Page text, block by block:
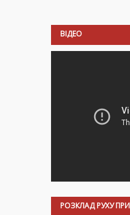
ВІДЕО
РОЗКЛАД РУХУ